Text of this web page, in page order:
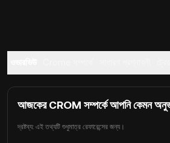
আজকের CROM সম্পর্কে আপনি কেমন
দ্রষ্টব্য: এই তথ্যটি শুধুমাত্র রেফারেন্সের জন্য।